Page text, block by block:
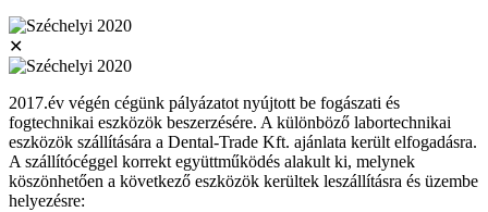
✕
2017.év végén cégünk pályázatot nyújtott be fogászati és
fogtechnikai eszközök beszerzésére. A különböző labortechnikai
eszközök szállítására a Dental-Trade Kft. ajánlata került elfogadásra.
A szállítócéggel korrekt együttműködés alakult ki, melynek
köszönhetően a következő eszközök kerültek leszállításra és üzembe
helyezésre: